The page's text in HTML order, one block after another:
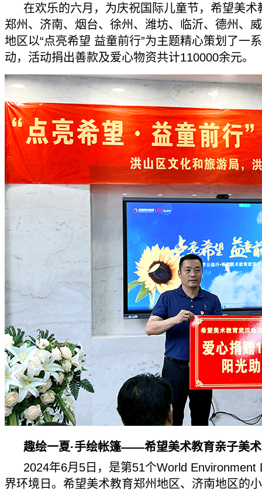
在欢乐的六月，为庆祝国际儿童节，希望美术
郑州、济南、烟台、徐州、潍坊、临沂、德州、
地区以“点亮希望 益童前行”为主题精心策划了一
动，活动捐出善款及爱心物资共计110000余元。
趣绘一夏·手绘帐篷——希望美术教育亲子美
2024年6月5日，是第51个World
界环境日。希望美术教育郑州地区、济南地区的